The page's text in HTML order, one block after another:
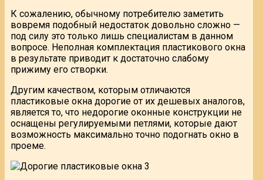
К сожалению, обычному потребителю заметить
вовремя подобный недостаток довольно сложно —
под силу это только лишь специалистам в данном
вопросе. Неполная комплектация пластикового окна
в результате приводит к достаточно слабому
прижиму его створки.
Другим качеством, которым отличаются
пластиковые окна дорогие от их дешевых аналогов,
является то, что недорогие оконные конструкции не
оснащены регулируемыми петлями, которые дают
возможность максимально точно подогнать окно в
проеме.